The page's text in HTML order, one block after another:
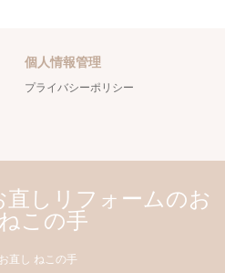
個人情報管理
プライバシーポリシー
直しリフォームのお
この手
直し ねこの手